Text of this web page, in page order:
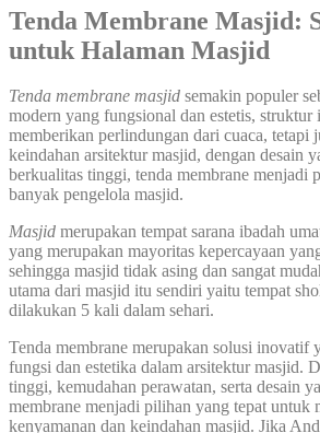
Tenda Membrane Masjid:
untuk Halaman Masjid
Tenda membrane masjid semakin populer
modern yang fungsional dan estetis, struktur
memberikan perlindungan dari cuaca, tetapi
keindahan arsitektur masjid, dengan desain
berkualitas tinggi, tenda membrane menjadi
banyak pengelola masjid.
Masjid merupakan tempat sarana ibadah
yang merupakan mayoritas kepercayaan
sehingga masjid tidak asing dan sangat
utama dari masjid itu sendiri yaitu tempat
dilakukan 5 kali dalam sehari.
Tenda membrane merupakan solusi inovatif
fungsi dan estetika dalam arsitektur masjid.
tinggi, kemudahan perawatan, serta desain
membrane menjadi pilihan yang tepat untuk
kenyamanan dan keindahan masjid. Jika